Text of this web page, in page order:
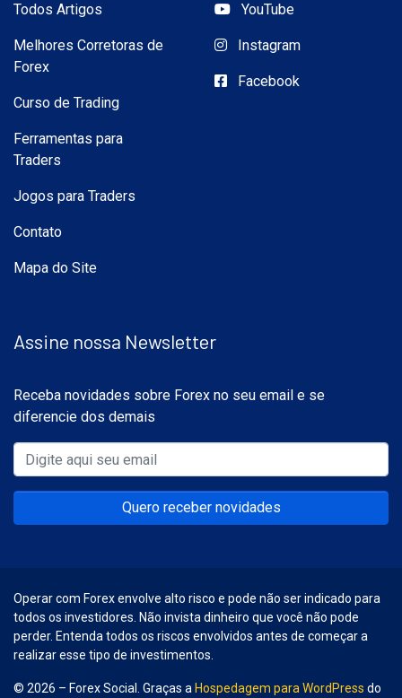
Todos Artigos
Melhores Corretoras de
Forex
Curso de Trading
Ferramentas para
Traders
Jogos para Traders
Contato
Mapa do Site
YouTube
Instagram
Facebook
Assine nossa Newsletter
Receba novidades sobre Forex no seu email e se
diferencie dos demais
Quero receber novidades
Operar com Forex envolve alto risco e pode não ser indicado para
todos os investidores. Não invista dinheiro que você não pode
perder. Entenda todos os riscos envolvidos antes de começar a
realizar esse tipo de investimentos.
© 2026 – Forex Social. Graças a Hospedagem para WordPress do